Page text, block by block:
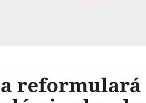
reformulará